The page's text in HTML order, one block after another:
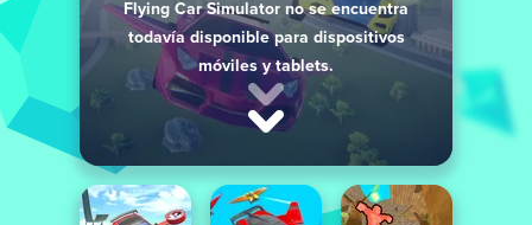
Flying Car Simulator no se encuentra
todavía disponible para dispositivos
móviles y tablets.